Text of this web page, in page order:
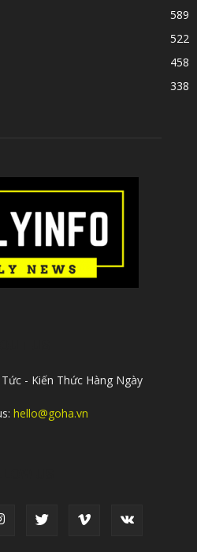
589
522
458
338
- Kiến Thức Hàng Ngày
hello@goha.vn